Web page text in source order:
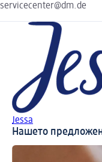
servicecenter@dm.de
Jessa
Нашето